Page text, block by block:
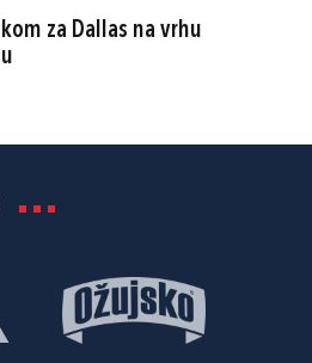
za Dallas na vrhu